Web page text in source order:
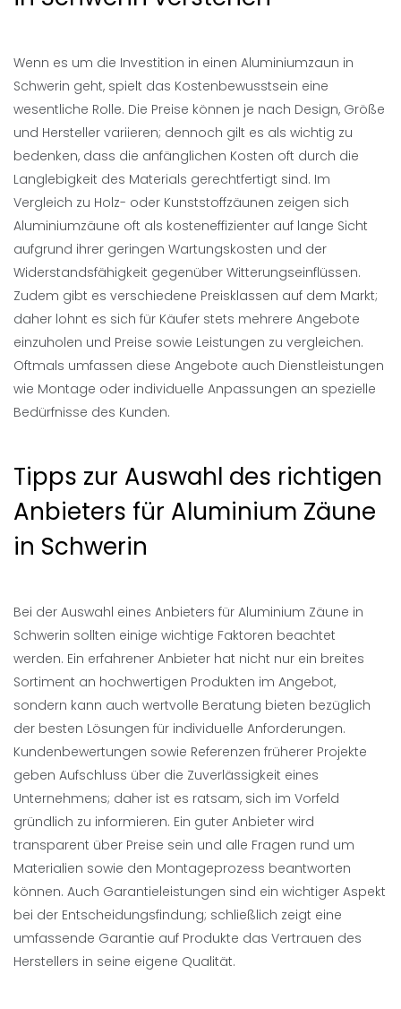
Wenn es um die Investition in einen Aluminiumzaun in
Schwerin geht, spielt das Kostenbewusstsein eine
wesentliche Rolle. Die Preise können je nach Design, Größe
und Hersteller variieren; dennoch gilt es als wichtig zu
bedenken, dass die anfänglichen Kosten oft durch die
Langlebigkeit des Materials gerechtfertigt sind. Im
Vergleich zu Holz- oder Kunststoffzäunen zeigen sich
Aluminiumzäune oft als kosteneffizienter auf lange Sicht
aufgrund ihrer geringen Wartungskosten und der
Widerstandsfähigkeit gegenüber Witterungseinflüssen.
Zudem gibt es verschiedene Preisklassen auf dem Markt;
daher lohnt es sich für Käufer stets mehrere Angebote
einzuholen und Preise sowie Leistungen zu vergleichen.
Oftmals umfassen diese Angebote auch Dienstleistungen
wie Montage oder individuelle Anpassungen an spezielle
Bedürfnisse des Kunden.
Tipps zur Auswahl des richtigen
Anbieters für Aluminium Zäune
in Schwerin
Bei der Auswahl eines Anbieters für Aluminium Zäune in
Schwerin sollten einige wichtige Faktoren beachtet
werden. Ein erfahrener Anbieter hat nicht nur ein breites
Sortiment an hochwertigen Produkten im Angebot,
sondern kann auch wertvolle Beratung bieten bezüglich
der besten Lösungen für individuelle Anforderungen.
Kundenbewertungen sowie Referenzen früherer Projekte
geben Aufschluss über die Zuverlässigkeit eines
Unternehmens; daher ist es ratsam, sich im Vorfeld
gründlich zu informieren. Ein guter Anbieter wird
transparent über Preise sein und alle Fragen rund um
Materialien sowie den Montageprozess beantworten
können. Auch Garantieleistungen sind ein wichtiger Aspekt
bei der Entscheidungsfindung; schließlich zeigt eine
umfassende Garantie auf Produkte das Vertrauen des
Herstellers in seine eigene Qualität.